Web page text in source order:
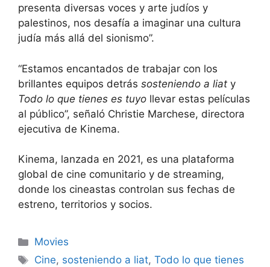
presenta diversas voces y arte judíos y
palestinos, nos desafía a imaginar una cultura
judía más allá del sionismo”.
“Estamos encantados de trabajar con los
brillantes equipos detrás sosteniendo a liat y
Todo lo que tienes es tuyo llevar estas películas
al público”, señaló Christie Marchese, directora
ejecutiva de Kinema.
Kinema, lanzada en 2021, es una plataforma
global de cine comunitario y de streaming,
donde los cineastas controlan sus fechas de
estreno, territorios y socios.
Categories
Movies
Tags
Cine, sosteniendo a liat,Todo lo que tienes